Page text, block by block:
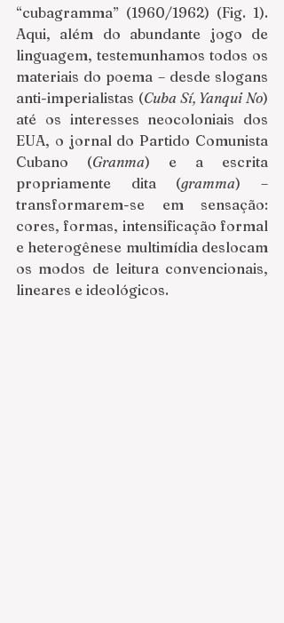
“cubagramma” (1960/1962) (Fig. 1).
Aqui, além do abundante jogo de
linguagem, testemunhamos todos os
materiais do poema – desde slogans
anti-imperialistas (Cuba Sí, Yanqui No)
até os interesses neocoloniais dos
EUA, o jornal do Partido Comunista
Cubano (Granma) e a escrita
propriamente dita (gramma) –
transformarem-se em sensação:
cores, formas, intensificação formal
e heterogênese multimídia deslocam
os modos de leitura convencionais,
lineares e ideológicos.